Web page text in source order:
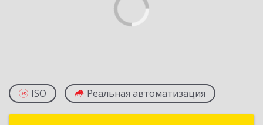
ISO Реальная автоматизация